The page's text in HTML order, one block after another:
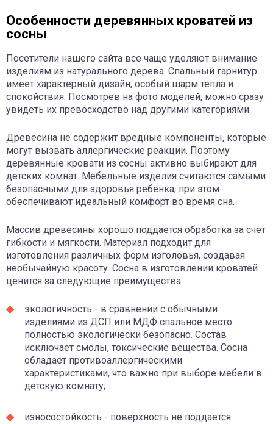
Особенности деревянных кроватей из
сосны
Посетители нашего сайта все чаще уделяют внимание
изделиям из натурального дерева. Спальный гарнитур
имеет характерный дизайн, особый шарм тепла и
спокойствия. Посмотрев на фото моделей, можно сразу
увидеть их превосходство над другими категориями.
Древесина не содержит вредные компоненты, которые
могут вызвать аллергические реакции. Поэтому
деревянные кровати из сосны активно выбирают для
детских комнат. Мебельные изделия считаются самыми
безопасными для здоровья ребенка, при этом
обеспечивают идеальный комфорт во время сна.
Массив древесины хорошо поддается обработка за счет
гибкости и мягкости. Материал подходит для
изготовления различных форм изголовья, создавая
необычайную красоту. Сосна в изготовлении кроватей
ценится за следующие преимущества:
экологичность - в сравнении с обычными
изделиями из ДСП или МДФ спальное место
полностью экологически безопасно. Состав
исключает смолы, токсические вещества. Сосна
обладает противоаллергическими
характеристиками, что важно при выборе мебели в
детскую комнату;
износостойкость - поверхность не поддается